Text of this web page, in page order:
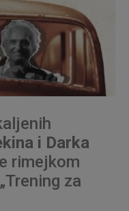
i Darka
rimejkom
za